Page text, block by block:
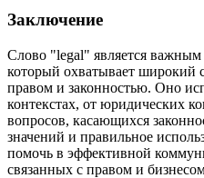
Заключение
Слово "legal" является
который охватывает широкий
правом и законностью. Оно
контекстах, от юридических
вопросов, касающихся
значений и правильное
помочь в эффективной
связанных с правом и